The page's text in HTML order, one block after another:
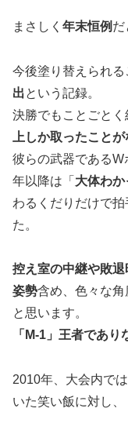
まさしく 年末恒例 だ
今後塗り替えられる
出という記録。
決勝でもことごと
上しか取ったこと
彼らの武器である
年以降は「 大体わ
わるくだりだけで
た。
控え室の中継や敗
姿勢含め、色々な
と思います。
「M-1」王者であり
2010年、大会内で
いた笑い飯に対し、